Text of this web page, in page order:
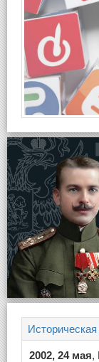
2002, 24 мая,